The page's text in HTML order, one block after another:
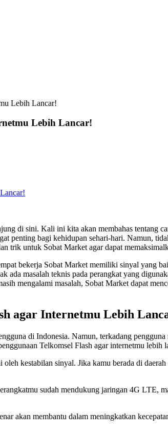
Lebih Lancar!
Lebih Lancar!
di sini. Kali ini kita akan membahas tentang
penting bagi kehidupan sehari-hari. Namun,
trik untuk Sobat Market agar dapat
bekerja Sobat Market memiliki sinyal yang
ada masalah teknis pada perangkat yang
mengalami masalah, Sobat Market dapat
agar Internetmu Lebih
di Indonesia. Namun, terkadang
Telkomsel Flash agar internetmu lebih
kestabilan sinyal. Jika kamu berada di
sudah mendukung jaringan 4G LTE,
akan membantu dalam meningkatkan